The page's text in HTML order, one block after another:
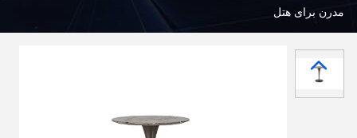
مدرن برای هتل